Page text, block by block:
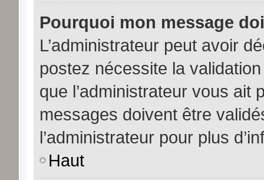
Pourquoi mon message
L’administrateur peut avoir
postez nécessite la
que l’administrateur vous ait
messages doivent être
l’administrateur pour plus
Haut